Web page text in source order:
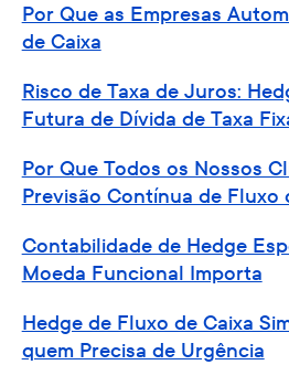
Por Que as Empresas
de Caixa
Risco de Taxa de Juros:
Futura de Dívida de Taxa
Por Que Todos os Nossos
Previsão Contínua de Fluxo
Contabilidade de Hedge
Moeda Funcional Importa
Hedge de Fluxo de Caixa
quem Precisa de Urgência